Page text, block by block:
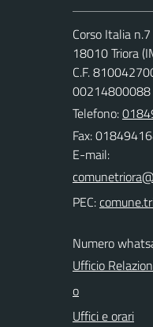
Corso Italia n.7
18010 Triora
C.F.
00214800088
Telefono:
Fax:
E-mail:
PEC:
Numero
Ufficio
o
Uffici e orari